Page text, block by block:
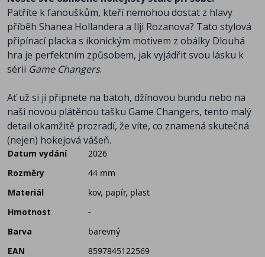
Patříte k fanouškům, kteří nemohou dostat z hlavy
příběh Shanea Hollandera a Ilji Rozanova? Tato stylová
připínací placka s ikonickým motivem z obálky Dlouhá
hra je perfektním způsobem, jak vyjádřit svou lásku k
sérii Game Changers.
Ať už si ji připnete na batoh, džínovou bundu nebo na
naši novou plátěnou tašku Game Changers, tento malý
detail okamžitě prozradí, že víte, co znamená skutečná
(nejen) hokejová vášeň.
Datum vydání
2026
Rozměry
44 mm
Materiál
kov, papír, plast
Hmotnost
-
Barva
barevný
EAN
8597845122569